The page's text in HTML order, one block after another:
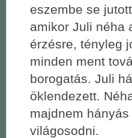
eszembe se
amikor Juli néha
érzésre, tényleg
minden ment
borogatás. Juli
öklendezett.
majdnem
világosodni.